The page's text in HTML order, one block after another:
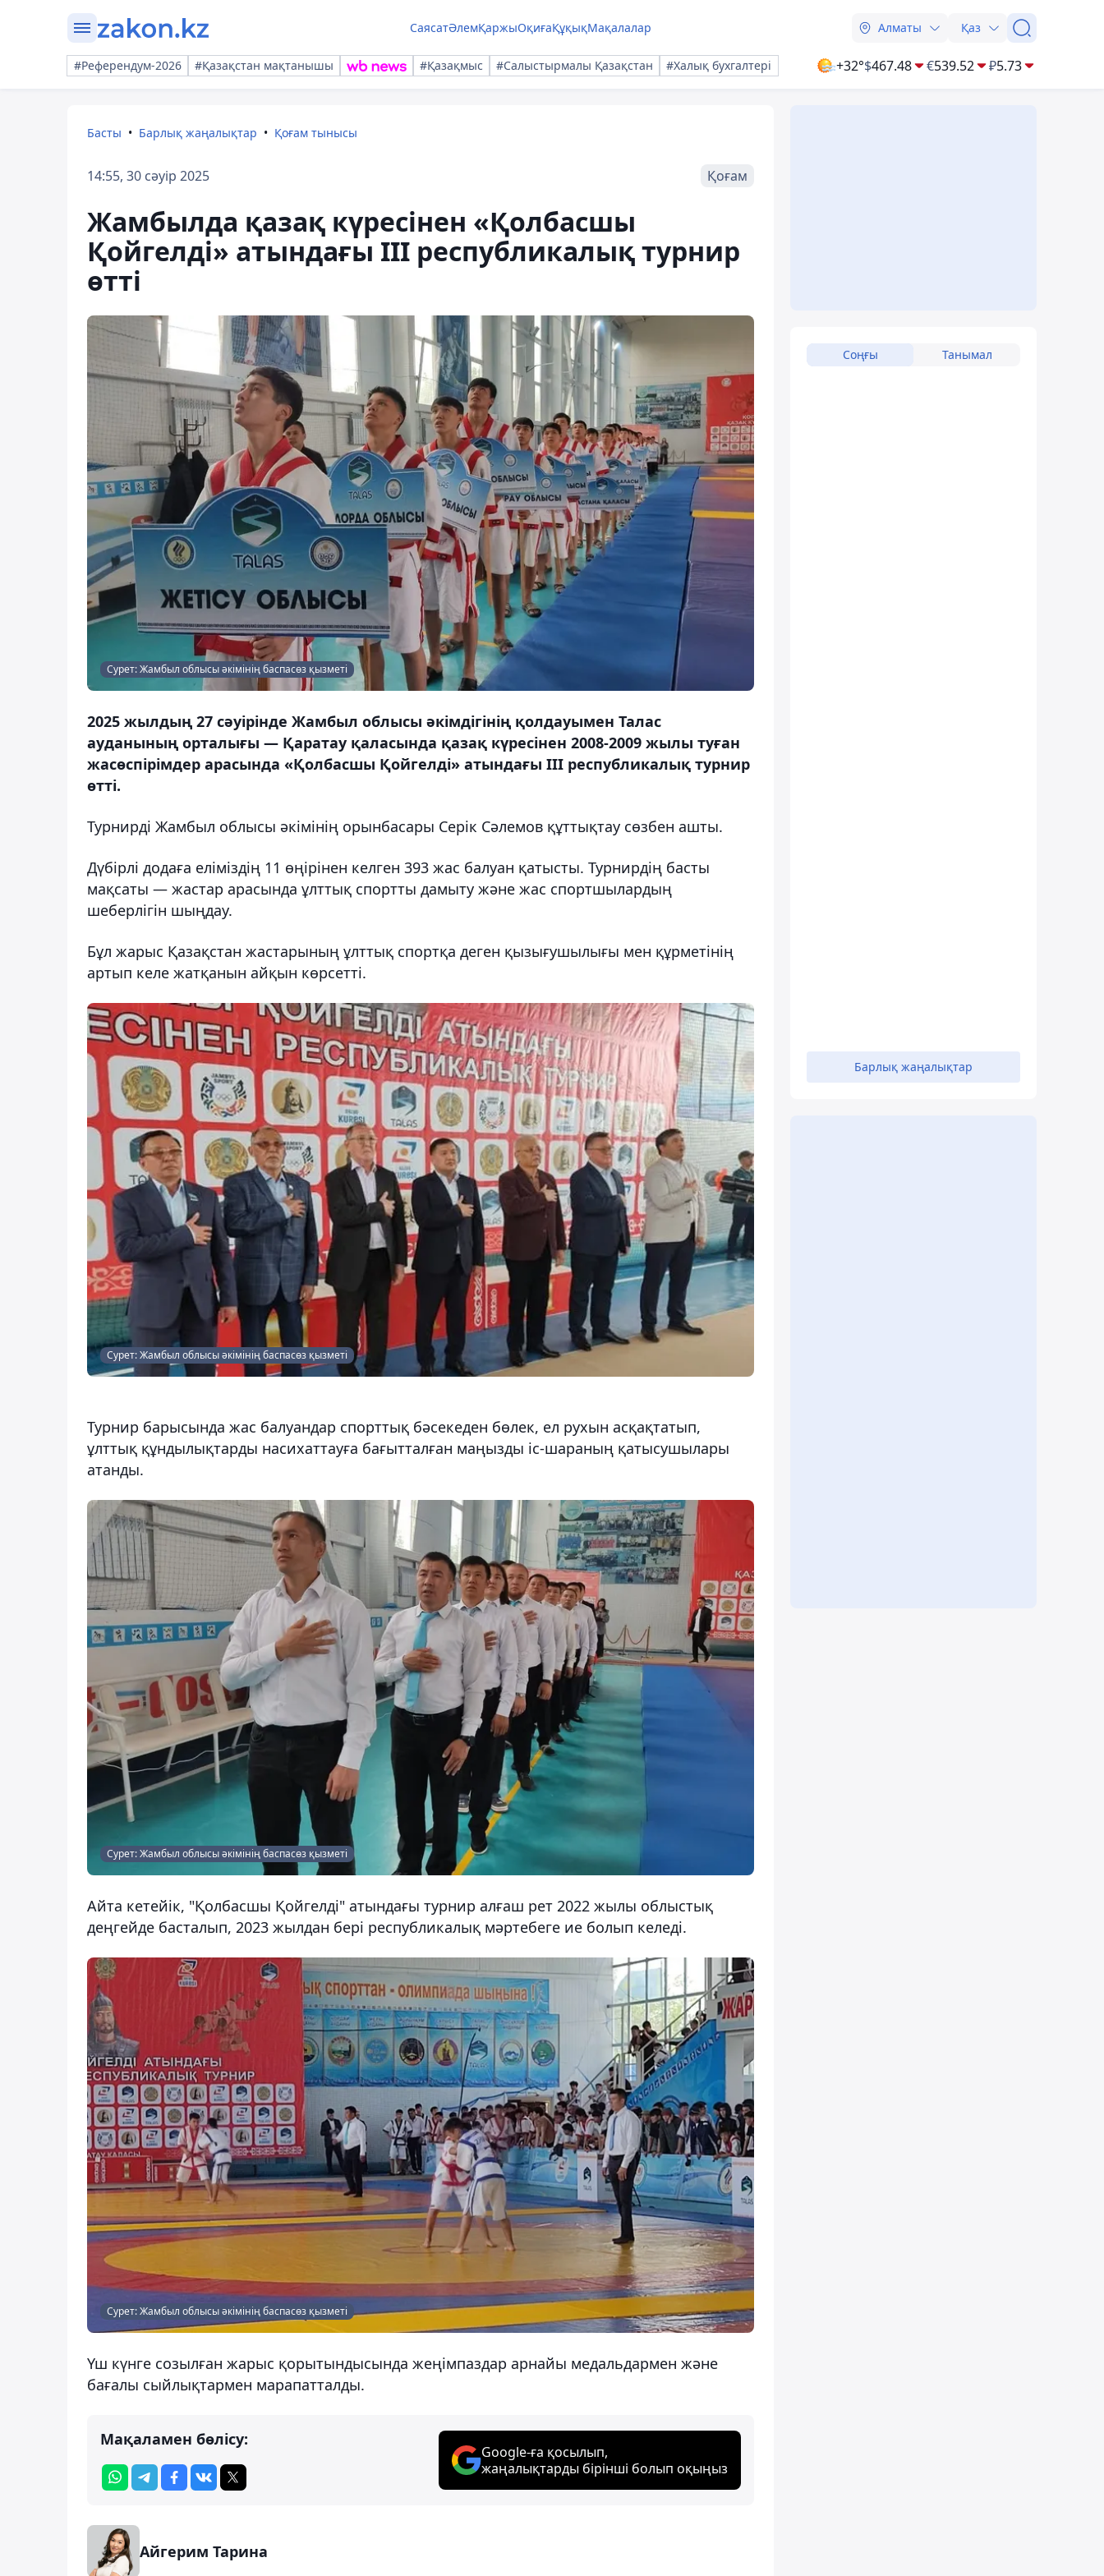
СаясатӘлемҚаржыОқиғаҚұқықМақалалар Алматы Қаз
#Референдум-2026 #Қазақстан мақтанышы #Қазақмыс #Салыстырмалы Қазақстан #Халық бухгалтері +32°$467.48 €539.52 ₽5.73
Басты Барлық жаңалықтар Қоғам тынысы
14:55, 30 сәуір 2025 Қоғам
Жамбылда қазақ күресінен «Қолбасшы
Қойгелді» атындағы ІІІ республикалық турнир
өтті
Сурет: Жамбыл облысы әкімінің баспасөз қызметі
2025 жылдың 27 сәуірінде Жамбыл облысы әкімдігінің қолдауымен Талас
ауданының орталығы — Қаратау қаласында қазақ күресінен 2008-2009 жылы туған
жасөспірімдер арасында «Қолбасшы Қойгелді» атындағы ІІІ республикалық турнир
өтті.
Турнирді Жамбыл облысы әкімінің орынбасары Серік Сәлемов құттықтау сөзбен ашты.
Дүбірлі додаға еліміздің 11 өңірінен келген 393 жас балуан қатысты. Турнирдің басты
мақсаты — жастар арасында ұлттық спортты дамыту және жас спортшылардың
шеберлігін шыңдау.
Бұл жарыс Қазақстан жастарының ұлттық спортқа деген қызығушылығы мен құрметінің
артып келе жатқанын айқын көрсетті.
Сурет: Жамбыл облысы әкімінің баспасөз қызметі
Турнир барысында жас балуандар спорттық бәсекеден бөлек, ел рухын асқақтатып,
ұлттық құндылықтарды насихаттауға бағытталған маңызды іс-шараның қатысушылары
атанды.
Сурет: Жамбыл облысы әкімінің баспасөз қызметі
Айта кетейік, "Қолбасшы Қойгелді" атындағы турнир алғаш рет 2022 жылы облыстық
деңгейде басталып, 2023 жылдан бері республикалық мәртебеге ие болып келеді.
Сурет: Жамбыл облысы әкімінің баспасөз қызметі
Үш күнге созылған жарыс қорытындысында жеңімпаздар арнайы медальдармен және
бағалы сыйлықтармен марапатталды.
Мақаламен бөлісу:
Google-ға қосылып,
жаңалықтарды бірінші болып оқыңыз
Айгерим Тарина
Соңғы Танымал
Барлық жаңалықтар